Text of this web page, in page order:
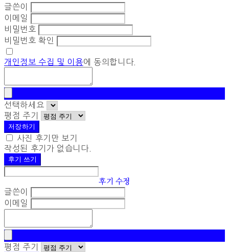
글쓴이
이메일
비밀번호
비밀번호 확인
개인정보 수집 및 이용에 동의합니다.
선택하세요
평점 주기
저장하기
사진 후기만 보기
작성된 후기가 없습니다.
후기 쓰기
후기 수정
글쓴이
이메일
평점 주기